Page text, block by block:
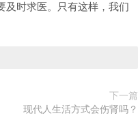
及时求医。只有这样，我们
下一篇
现代人生活方式会伤肾吗？